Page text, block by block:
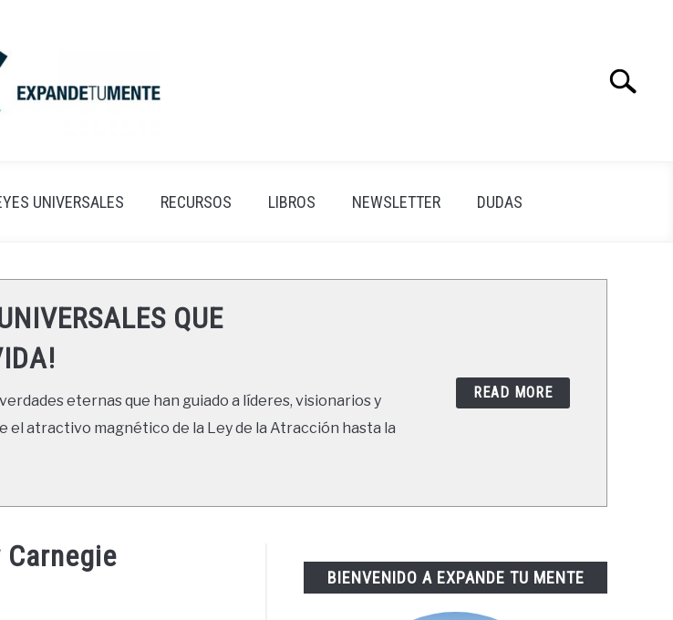
Search
UNIVERSALES RECURSOS LIBROS NEWSLETTER DUDAS
QUE
eternas que han guiado a líderes, visionarios y
el atractivo magnético de la Ley de la Atracción hasta la
READ MORE
BIENVENIDO A EXPANDE TU MENTE